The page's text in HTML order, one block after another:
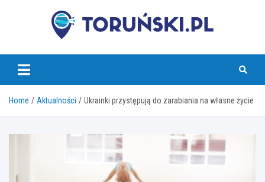
torunski.pl
Home Aktualności Ukrainki przystępują do zarabiania na własne życie